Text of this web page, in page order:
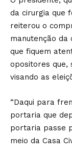
da cirurgia que
reiterou o
manutenção da
que fiquem
opositores que,
visando as
“Daqui para
portaria que
portaria passe
meio da Casa